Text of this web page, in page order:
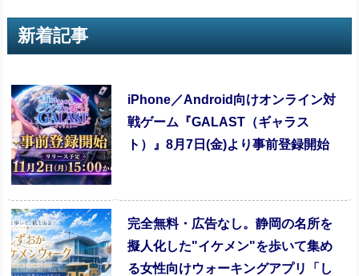
新着記事
iPhone／Android向けオンライン対
戦ゲーム『GALAST（ギャラス
ト）』8月7日(金)より事前登録開始
完全無料・広告なし。静岡の名所を
擬人化した"イケメン"を歩いて集め
る女性向けウォーキングアプリ「し